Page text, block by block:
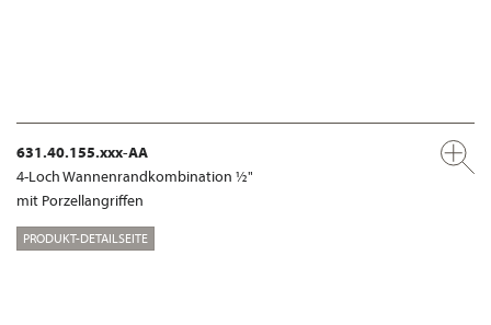
631.40.155.xxx-AA
4-Loch Wannenrandkombination ½"
mit Porzellangriffen
PRODUKT-DETAILSEITE